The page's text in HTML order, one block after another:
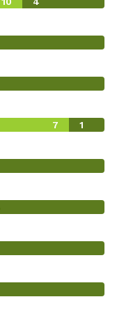
7 1